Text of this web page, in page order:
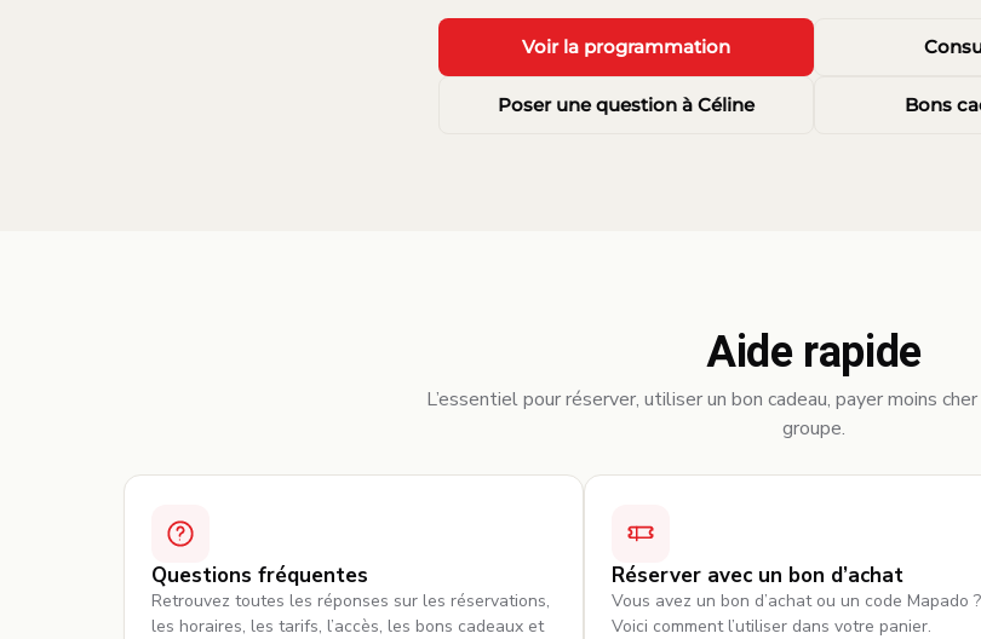
Voir la programmation
Poser une question à Céline Bons
Aide rapide
L’essentiel pour réserver, utiliser un bon cadeau, payer moins
groupe.
Questions fréquentes
Retrouvez toutes les réponses sur les réservations,
les horaires, les tarifs, l’accès, les bons cadeaux et
Réserver avec un bon d’achat
Vous avez un bon d’achat ou un code Mapado ?
Voici comment l’utiliser dans votre panier.